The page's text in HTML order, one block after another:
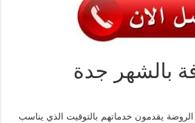
بالشهر جدة
يقدمون خدماتهم بالتوقيت الذي يناسب